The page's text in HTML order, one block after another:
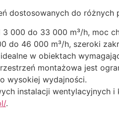
dostosowanych do
000 do 33 000 m³/h, moc
do 46 000 m³/h, szeroki
w obiektach
montażowa jest
wysokiej wydajności.
instalacji wentylacyjnych
.